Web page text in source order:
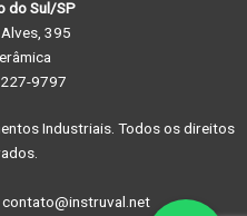
do Sul/SP
395
9797
Industriais. Todos os direitos